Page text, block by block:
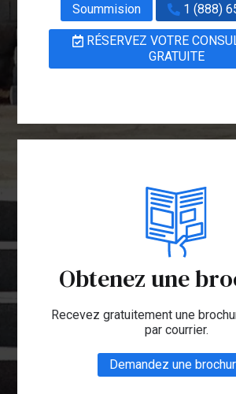
Soummision 1 (888)
RÉSERVEZ VOTRE
GRATUITE
Obtenez une
Recevez gratuitement une
par courrier.
Demandez une